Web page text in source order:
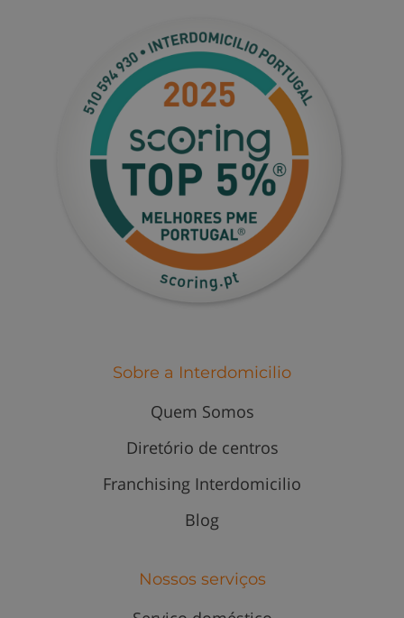
Sobre a Interdomicilio
Quem Somos
Diretório de centros
Franchising Interdomicilio
Blog
Nossos serviços